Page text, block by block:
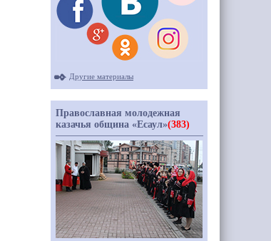
Другие материалы
Православная молодежная
казачья община «Есаул»(383)